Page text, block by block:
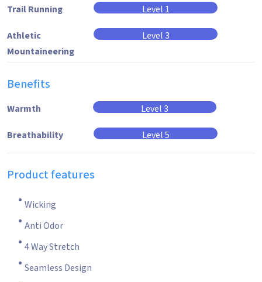
Trail Running Level 1
Athletic
Mountaineering
Level 3
Benefits
Warmth Level 3
Breathability Level 5
Product features
Wicking
Anti Odor
4 Way Stretch
Seamless Design